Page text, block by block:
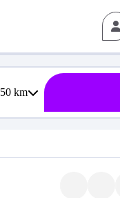
50km